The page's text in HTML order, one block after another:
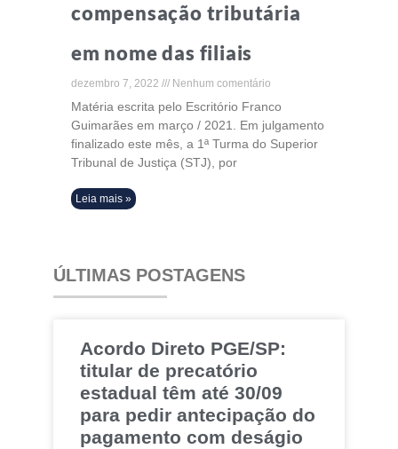
compensação tributária
em nome das filiais
dezembro 7, 2022 Nenhum comentário
Matéria escrita pelo Escritório Franco
Guimarães em março / 2021. Em julgamento
finalizado este mês, a 1ª Turma do Superior
Tribunal de Justiça (STJ), por
Leia mais »
ÚLTIMAS POSTAGENS
Acordo Direto PGE/SP:
titular de precatório
estadual têm até 30/09
para pedir antecipação do
pagamento com deságio